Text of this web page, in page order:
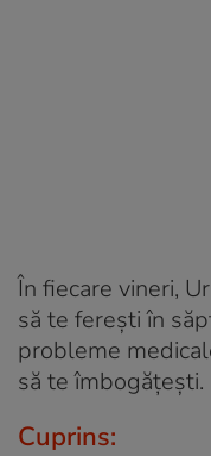
În fiecare vineri,
să te ferești în
probleme
să te îmbogățești.
Cuprins: